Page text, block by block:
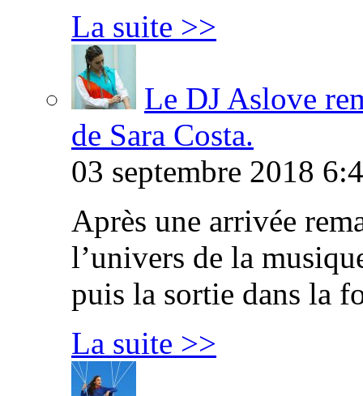
La suite >>
Le DJ Aslove
de Sara Costa.
03 septembre 2018
Après une arrivée
l’univers de la
puis la sortie dans la
La suite >>